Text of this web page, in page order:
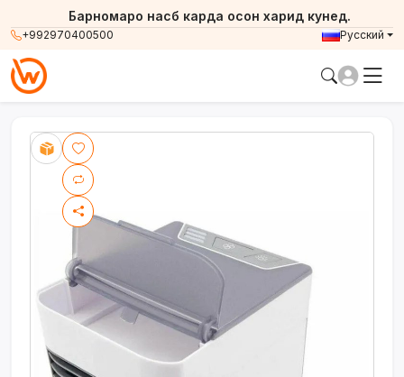
+992970400500
Барномаро насб карда осон харид кунед.
Русский